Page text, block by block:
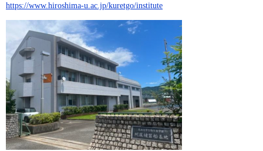
https://www.hiroshima-u.ac.jp/kuretgo/institute